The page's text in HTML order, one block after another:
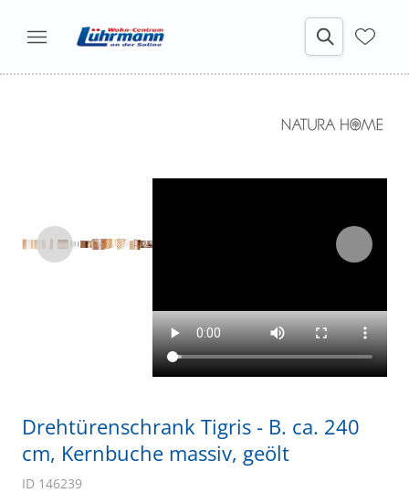
Drehtürenschrank Tigris - B. ca. 240
cm, Kernbuche massiv, geölt
ID 146239